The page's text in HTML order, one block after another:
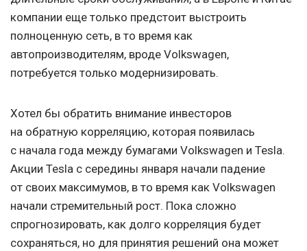
компании еще только предстоит выстроить
полноценную сеть, в то время как
автопроизводителям, вроде Volkswagen,
потребуется только модернизировать.
Хотел бы обратить внимание инвесторов
на обратную корреляцию, которая появилась
с начала года между бумагами Volkswagen и Tesla.
Акции Tesla с середины января начали падение
от своих максимумов, в то время как Volkswagen
начали стремительный рост. Пока сложно
спрогнозировать, как долго корреляция будет
сохраняться, но для принятия решений она может